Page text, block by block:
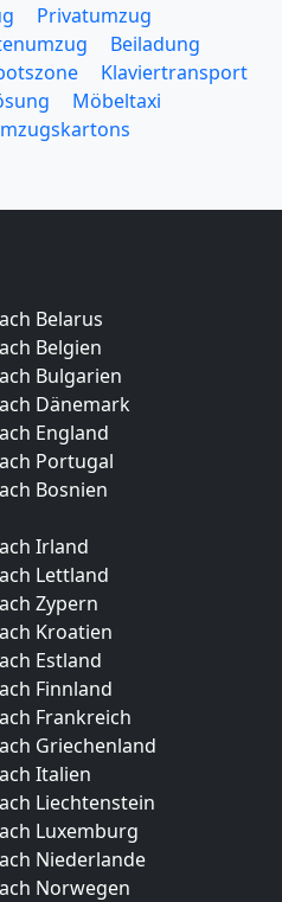
Privatumzug
Beiladung
Klaviertransport
Möbeltaxi
Belarus
Belgien
Bulgarien
Dänemark
England
Portugal
Bosnien
Irland
Lettland
Zypern
Kroatien
Estland
Finnland
Frankreich
Griechenland
Italien
Liechtenstein
Luxemburg
Niederlande
Norwegen